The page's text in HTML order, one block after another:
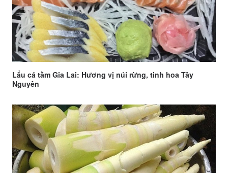
Lẩu cá tầm Gia Lai: Hương vị núi rừng, tinh hoa Tây
Nguyên